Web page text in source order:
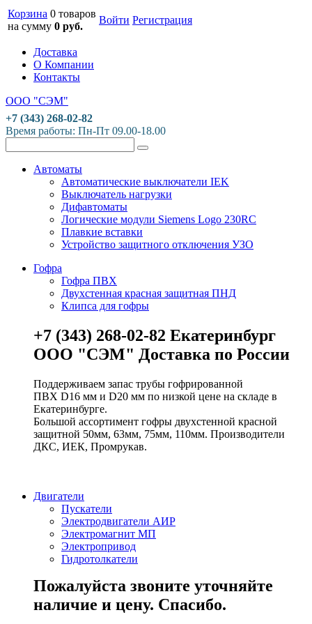
Корзина 0 товаров
на сумму 0 руб.
Войти Регистрация
Доставка
О Компании
Контакты
ООО "СЭМ"
+7 (343) 268-02-82
Время работы: Пн-Пт 09.00-18.00
Автоматы
Автоматические выключатели IEK
Выключатель нагрузки
Дифавтоматы
Логические модули Siemens Logo 230RC
Плавкие вставки
Устройство защитного отключения УЗО
Гофра
Гофра ПВХ
Двухстенная красная защитная ПНД
Клипса для гофры
+7 (343) 268-02-82 Екатеринбург
ООО "СЭМ" Доставка по России
Поддерживаем запас трубы гофрированной
ПВХ D16 мм и D20 мм по низкой цене на складе в
Екатеринбурге.
Большой ассортимент гофры двухстенной красной
защитной 50мм, 63мм, 75мм, 110мм. Производители
ДКС, ИЕК, Промрукав.
Двигатели
Пускатели
Электродвигатели АИР
Электромагнит МП
Электропривод
Гидротолкатели
Пожалуйста звоните уточняйте
наличие и цену. Спасибо.